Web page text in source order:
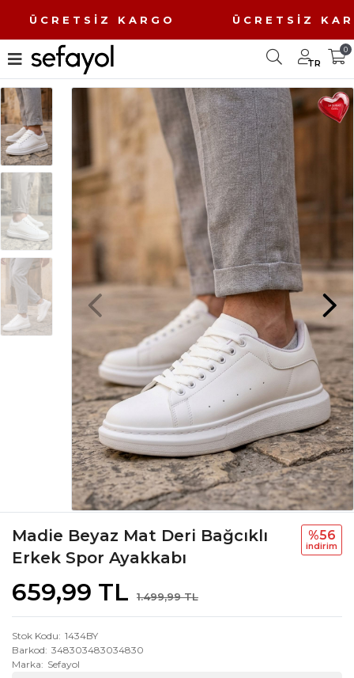
ÜCRETSİZ KARGO ÜCRETSİZ
TR
0
Madie Beyaz Mat Deri Bağcıklı
Erkek Spor Ayakkabı
659,99 TL 1.499,99 TL
%56
i̇ndi̇ri̇m
Stok Kodu 1434BY
Barkod 348303483034830
Marka
Sefayol